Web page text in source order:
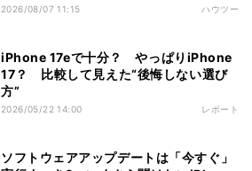
2026/08/07 11:15 ハウツー
iPhone 17eで十分？ やっぱりiPhone
17？ 比較して見えた“後悔しない選び
方”
2026/05/22 14:00 レポート
ソフトウェアアップデートは「今すぐ」